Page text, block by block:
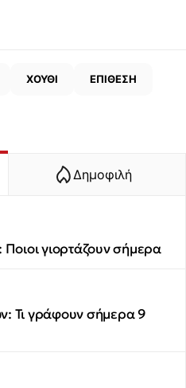
ΧΟΥΘΙ ΕΠΙΘΕΣΗ
Δημοφιλή
γιορτάζουν σήμερα
Τι γράφουν σήμερα 9